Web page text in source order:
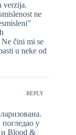
verzija.
ne
čini mi se
u neke od
REPLY
у
и Blood &